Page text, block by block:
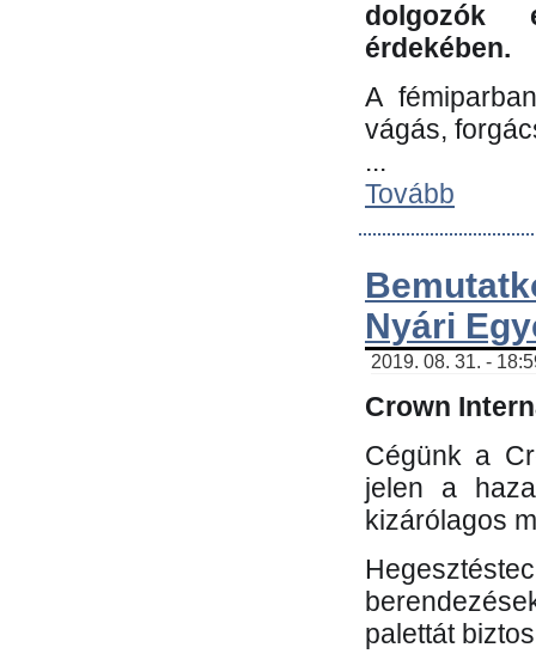
dolgozók
érdekében.
A
vágás,
...
Tovább
Nyári
2019. 08. 31. -
Crown
Cégünk a
jelen a
kizárólagos
palettát